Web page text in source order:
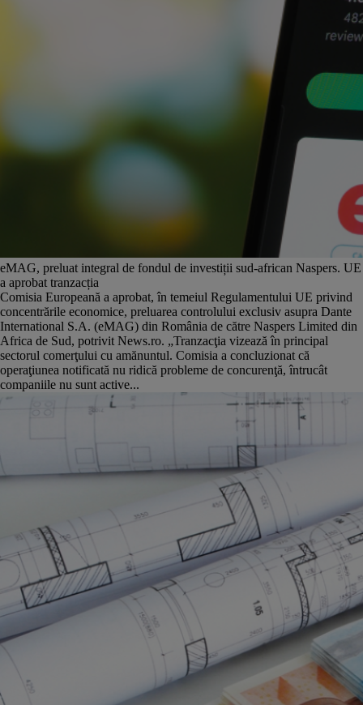
eMAG, preluat integral de fondul de investiții sud-african Naspers. UE
a aprobat tranzacția
Comisia Europeană a aprobat, în temeiul Regulamentului UE privind
concentrările economice, preluarea controlului exclusiv asupra Dante
International S.A. (eMAG) din România de către Naspers Limited din
Africa de Sud, potrivit News.ro. „Tranzacţia vizează în principal
sectorul comerţului cu amănuntul. Comisia a concluzionat că
operaţiunea notificată nu ridică probleme de concurenţă, întrucât
companiile nu sunt active...